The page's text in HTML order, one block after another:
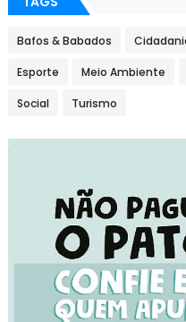
Bafos & Babados
Esporte Meio Ambiente
Social Turismo